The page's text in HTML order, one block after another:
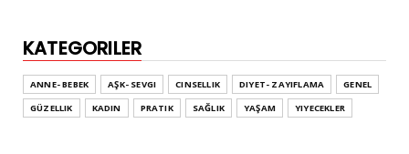
Leke ve çatlak tedavisinde radyofrekans
yöntemi
February 02, 2025
KATEGORILER
ANNE- BEBEK AŞK- SEVGI CINSELLIK DIYET- ZAYIFLAMA
GENEL
GÜZELLIK
KADIN PRATIK SAĞLIK YAŞAM YIYECEKLER